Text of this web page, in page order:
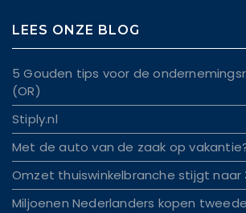
LEES ONZE BLOG
5 Gouden tips voor de
(OR)
Stiply.nl
Met de auto van de zaak op
Omzet thuiswinkelbranche stijgt naar
Miljoenen Nederlanders kopen